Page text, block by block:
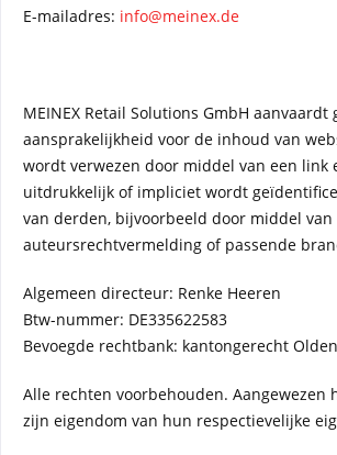
E-mailadres: info@meinex.de
MEINEX Retail Solutions GmbH aanvaardt
aansprakelijkheid voor de inhoud van
wordt verwezen door middel van een link
uitdrukkelijk of impliciet wordt
van derden, bijvoorbeeld door middel van
auteursrechtvermelding of passende
Algemeen directeur: Renke Heeren
Btw-nummer: DE335622583
Bevoegde rechtbank: kantongerecht
Alle rechten voorbehouden. Aangewezen
zijn eigendom van hun respectievelijke